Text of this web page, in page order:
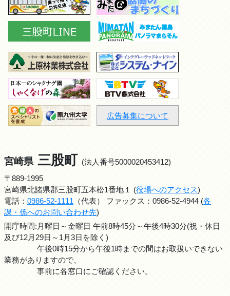
広告募集について
宮崎県 三股町 (法人番号5000020453412)
〒889-1995
宮崎県北諸県郡三股町五本松1番地１ (役場へのアクセス)
電話： 0986-52-1111 （代表） ファックス：0986-52-4944 (各
課・係へのお問い合わせ先)
開庁時間:月曜日～金曜日 午前8時45分～午後4時30分(祝・休日
及び12月29日～1月3日を除く)
午後0時15分から午後1時までの間はお取扱いできない
業務がありますので、
事前に各窓口にご確認ください。